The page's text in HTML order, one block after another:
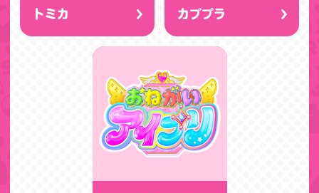
トミカ カププラ